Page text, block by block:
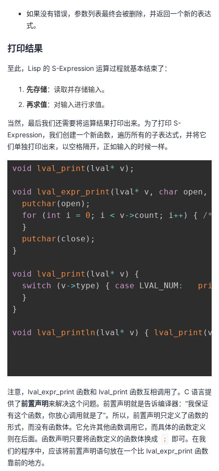
如果没有错误，参数列表最终会被删除，并返回一个新的表达
式。
打印结果
至此，Lisp 的 S-Expression 运算过程就基本结束了：
先存储：读取并存储输入。
再求值：对输入进行求值。
当然，最后我们还需要将运算结果打印出来。为了打印 S-
Expression，我们创建一个新函数，遍历所有的子表达式，并将它
们单独打印出来，以空格隔开，正如输入的时候一样。
void lval_print ( lval* v ) ;
void lval_expr_print ( lval* v , char open ,
putchar ( open ) ;
for
( int i = 0 ; i < v->count ; i++ ) {
/*
}
putchar ( close ) ;
}
void lval_print ( lval* v )
{
switch
( v->type ) { case LVAL_NUM :
}
}
void lval_println ( lval* v ) { lval_print ( v
注意，lval_expr_print 函数和 lval_print 函数互相调用了。C 语言提
供了前置声明来解决这个问题。前置声明就是告诉编译器：“我保证
有这个函数，你放心调用就是了”。所以，前置声明只定义了函数的
形式，而没有函数体。它允许其他函数调用它，而具体的函数定义
则在后面。函数声明只要将函数定义的函数体换成
;
即可。在我
们的程序中，应该将前置声明语句放在一个比 lval_expr_print 函数
靠前的地方。